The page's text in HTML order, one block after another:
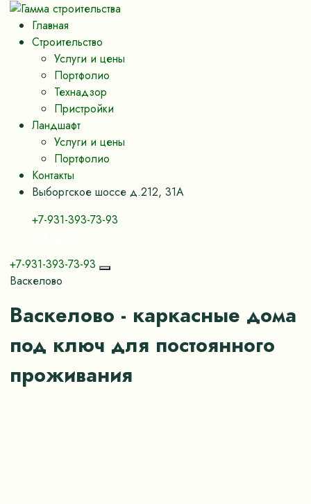
Главная
Строительство
Услуги и цены
Портфолио
Технадзор
Пристройки
Ландшафт
Услуги и цены
Портфолио
Контакты
Выборгское шоссе д.212, 31А
+7-931-393-73-93
+7-931-393-73-93
Васкелово
Васкелово - каркасные дома
под ключ для постоянного
проживания